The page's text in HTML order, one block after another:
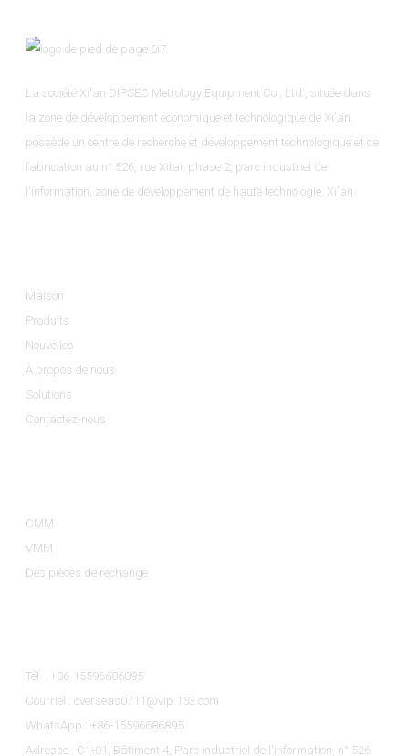
La société Xi'an DIPSEC Metrology Equipment Co., Ltd., située dans
la zone de développement économique et technologique de Xi'an,
possède un centre de recherche et développement technologique et de
fabrication au n° 526, rue Xitai, phase 2, parc industriel de
l'information, zone de développement de haute technologie, Xi'an.
Maison
Produits
Nouvelles
À propos de nous
Solutions
Contactez-nous
CMM
VMM
Des pièces de rechange
Tél. : +86-15596686895
Courriel : overseas0711@vip.163.com
WhatsApp : +86-15596686895
Adresse : C1-01, Bâtiment 4, Parc industriel de l'information, n° 526,